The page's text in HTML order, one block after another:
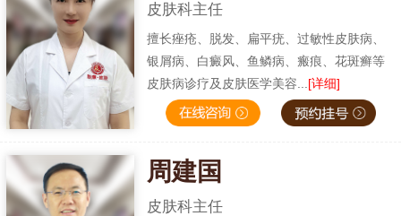
皮肤科主任
擅长痤疮、脱发、扁平疣、过敏性皮肤病、
银屑病、白癜风、鱼鳞病、瘢痕、花斑癣等
皮肤病诊疗及皮肤医学美容... [详细]
周建国
皮肤科主任